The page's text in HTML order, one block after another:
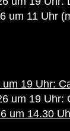
um 11 Uhr
19 Uhr:
um 19 Uhr:
um 14.30